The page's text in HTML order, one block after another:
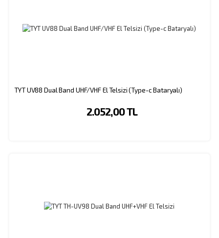
TYT UV88 Dual Band UHF/VHF El Telsizi (Type-c Bataryalı)
2.052,00 TL